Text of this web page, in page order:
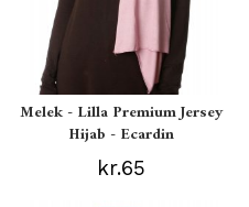
Melek - Lilla Premium Jersey
Hijab - Ecardin
kr.65